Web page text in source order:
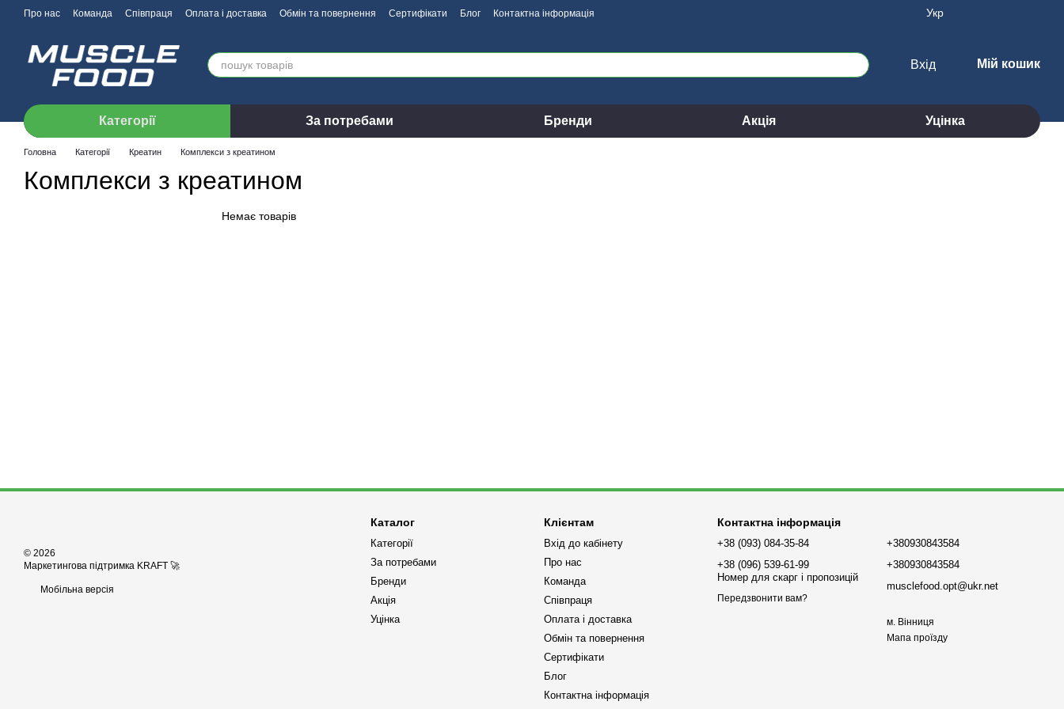
Перейти до основного контенту
Про нас Команда Співпраця Оплата і доставка Обмін та повернення Сертифікати Блог Контактна інформація Укр
Вхід Мій кошик
Категорії За потребами Бренди Акція Уцінка
Головна Категорії Креатин Комплекси з креатином
Комплекси з креатином
Немає товарів
© 2026
Маркетингова підтримка KRAFT 🚀
Мобільна версія
Каталог
Категорії
За потребами
Бренди
Акція
Уцінка
Клієнтам
Вхід до кабінету
Про нас
Команда
Співпраця
Оплата і доставка
Обмін та повернення
Сертифікати
Блог
Контактна інформація
Контактна інформація
+38 (093) 084-35-84
+38 (096) 539-61-99
Номер для скарг і пропозицій
Передзвонити вам?
+380930843584
+380930843584
musclefood.opt@ukr.net
м. Вінниця
Мапа проїзду